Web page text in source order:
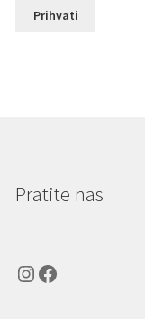
Prihvati
Pratite nas
Instagram
Facebook